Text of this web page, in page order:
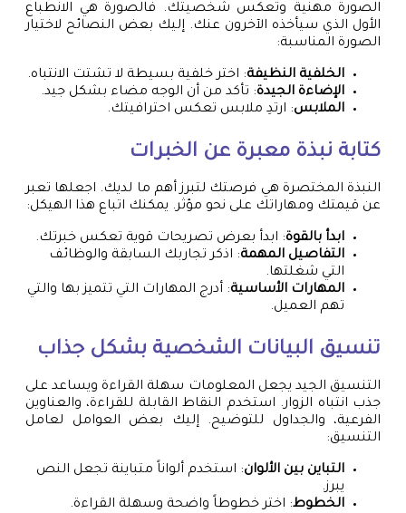
الصورة مهنية وتعكس شخصيتك. فالصورة هي الانطباع
الأول الذي سيأخذه الآخرون عنك. إليك بعض النصائح لاختيار
الصورة المناسبة:
الخلفية النظيفة: اختر خلفية بسيطة لا تشتت الانتباه.
الإضاءة الجيدة: تأكد من أن الوجه مضاء بشكل جيد.
الملابس: ارتدِ ملابس تعكس احترافيتك.
كتابة نبذة معبرة عن الخبرات
النبذة المختصرة هي فرصتك لتبرز أهم ما لديك. اجعلها تعبر
عن قيمتك ومهاراتك على نحو مؤثر. يمكنك اتباع هذا الهيكل:
ابدأ بالقوة: ابدأ بعرض تصريحات قوية تعكس خبرتك.
التفاصيل المهمة: اذكر تجاربك السابقة والوظائف
التي شغلتها.
المهارات الأساسية: أدرج المهارات التي تتميز بها والتي
تهم العميل.
تنسيق البيانات الشخصية بشكل جذاب
التنسيق الجيد يجعل المعلومات سهلة القراءة ويساعد على
جذب انتباه الزوار. استخدم النقاط القابلة للقراءة، والعناوين
الفرعية، والجداول للتوضيح. إليك بعض العوامل لعامل
التنسيق:
التباين بين الألوان: استخدم ألواناً متباينة تجعل النص
يبرز.
الخطوط: اختر خطوطاً واضحة وسهلة القراءة.